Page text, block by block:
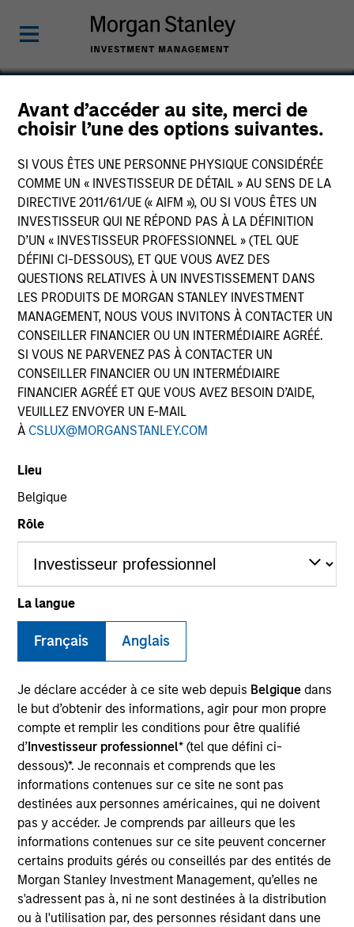
Avant d’accéder au site, merci de
choisir l’une des options suivantes.
SI VOUS ÊTES UNE PERSONNE PHYSIQUE CONSIDÉRÉE
COMME UN « INVESTISSEUR DE DÉTAIL » AU SENS DE LA
DIRECTIVE 2011/61/UE (« AIFM »), OU SI VOUS ÊTES UN
INVESTISSEUR QUI NE RÉPOND PAS À LA DÉFINITION
D’UN « INVESTISSEUR PROFESSIONNEL » (TEL QUE
DÉFINI CI-DESSOUS), ET QUE VOUS AVEZ DES
QUESTIONS RELATIVES À UN INVESTISSEMENT DANS
LES PRODUITS DE MORGAN STANLEY INVESTMENT
MANAGEMENT, NOUS VOUS INVITONS À CONTACTER UN
CONSEILLER FINANCIER OU UN INTERMÉDIAIRE AGRÉÉ.
SI VOUS NE PARVENEZ PAS À CONTACTER UN
CONSEILLER FINANCIER OU UN INTERMÉDIAIRE
FINANCIER AGRÉÉ ET QUE VOUS AVEZ BESOIN D’AIDE,
VEUILLEZ ENVOYER UN E-MAIL
À CSLUX@MORGANSTANLEY.COM
Lieu
Belgique
Rôle
La langue
Français Anglais
Je déclare accéder à ce site web depuis Belgique dans
le but d’obtenir des informations, agir pour mon propre
compte et remplir les conditions pour être qualifié
d’Investisseur professionnel* (tel que défini ci-
dessous)*. Je reconnais et comprends que les
informations contenues sur ce site ne sont pas
destinées aux personnes américaines, qui ne doivent
pas y accéder. Je comprends par ailleurs que les
informations contenues sur ce site peuvent concerner
certains produits gérés ou conseillés par des entités de
Morgan Stanley Investment Management, qu’elles ne
s'adressent pas à, ni ne sont destinées à la distribution
ou à l'utilisation par, des personnes résidant dans une
Access Cash
SECTOR
Business & Consumer Services
COUNTRY
Canada
Invested on
Mar 2012
Transaction Type
Buyout
Realization Date
Jun 2021
Access Cash is Canada’s market leader for
merchant ATM deployment and operations.
View Site
Investment Team
Morgan Stanley Capital Partners